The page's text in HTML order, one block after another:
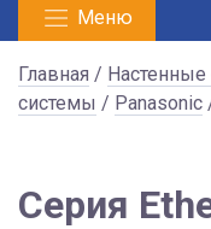
Меню
Главная / Настенные
системы / Panasonic
Серия